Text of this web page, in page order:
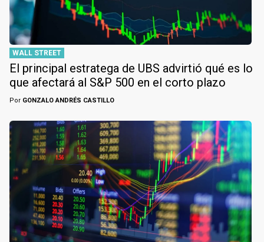
WALL STREET
El principal estratega de UBS advirtió qué es lo
que afectará al S&P 500 en el corto plazo
Por GONZALO ANDRÉS CASTILLO